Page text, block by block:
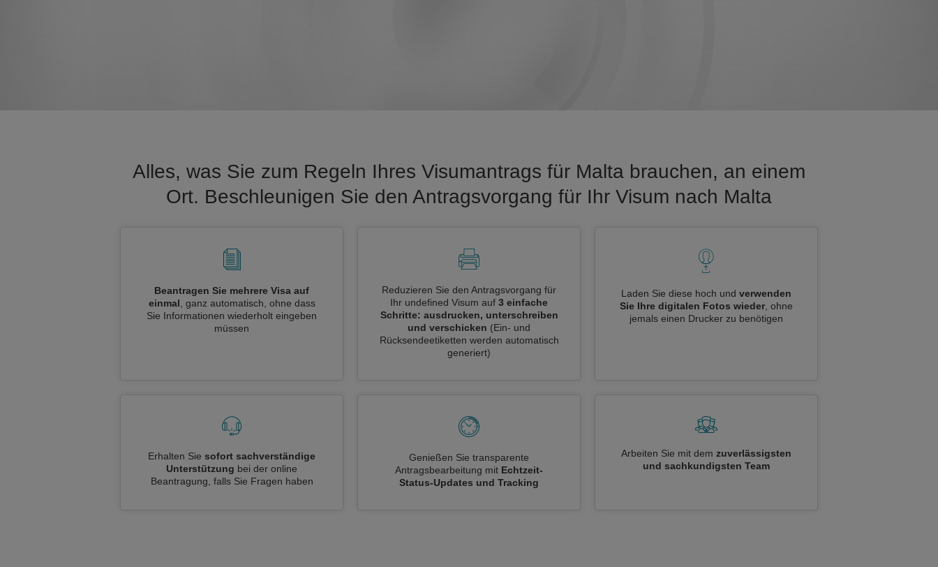
Alles, was Sie zum Regeln Ihres Visumantrags für Malta brauchen, an einem
Ort. Beschleunigen Sie den Antragsvorgang für Ihr Visum nach Malta
Beantragen Sie mehrere Visa auf
einmal , ganz automatisch, ohne dass
Sie Informationen wiederholt eingeben
müssen
Reduzieren Sie den Antragsvorgang für
Ihr undefined Visum auf 3 einfache
Schritte: ausdrucken, unterschreiben
und verschicken (Ein- und
Rücksendeetiketten werden automatisch
generiert)
Laden Sie diese hoch und verwenden
Sie Ihre digitalen Fotos wieder , ohne
jemals einen Drucker zu benötigen
Erhalten Sie sofort sachverständige
Unterstützung bei der online
Beantragung, falls Sie Fragen haben
Genießen Sie transparente
Antragsbearbeitung mit Echtzeit-
Status-Updates und Tracking
Arbeiten Sie mit dem zuverlässigsten
und sachkundigsten Team